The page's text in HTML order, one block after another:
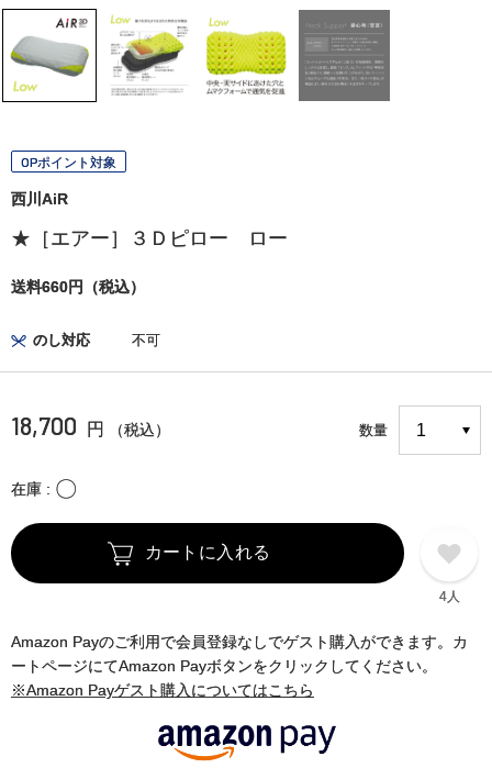
OPポイント対象
西川AiR
★［エアー］３Ｄピロー ロー
送料660円（税込）
のし対応 不可
18,700 円 （税込） 数量
在庫 〇
カートに入れる
4人
Amazon Payのご利用で会員登録なしでゲスト購入ができます。カ
ートページにてAmazon Payボタンをクリックしてください。
※Amazon Payゲスト購入についてはこちら